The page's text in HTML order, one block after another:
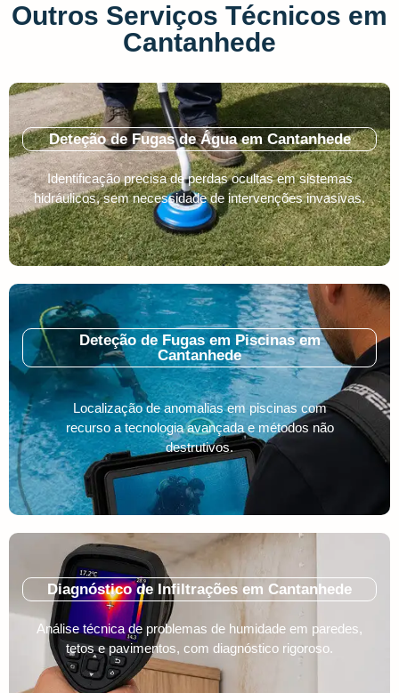
Outros Serviços Técnicos em
Cantanhede
Deteção de Fugas de Água em Cantanhede
Identificação precisa de perdas ocultas em sistemas
hidráulicos, sem necessidade de intervenções invasivas.
Deteção de Fugas em Piscinas em
Cantanhede
Localização de anomalias em piscinas com
recurso a tecnologia avançada e métodos não
destrutivos.
Diagnóstico de Infiltrações em Cantanhede
Análise técnica de problemas de humidade em paredes,
tetos e pavimentos, com diagnóstico rigoroso.